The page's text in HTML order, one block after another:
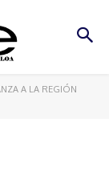
A LA REGIÓN